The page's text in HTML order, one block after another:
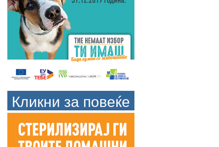
Кликни за повеќе